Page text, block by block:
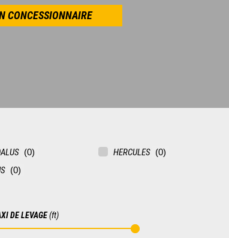
CONCESSIONNAIRE
HERCULES
DE LEVAGE(ft)